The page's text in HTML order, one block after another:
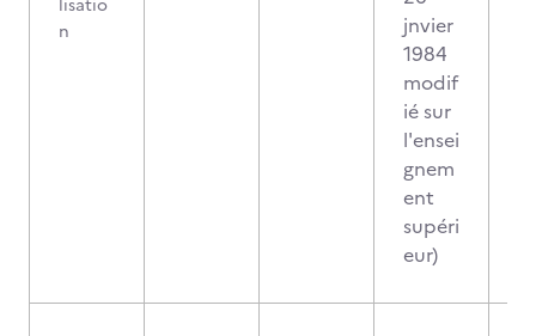
lisatio
n
jnvier
1984
modif
ié sur
l'ensei
gnem
ent
supéri
eur)